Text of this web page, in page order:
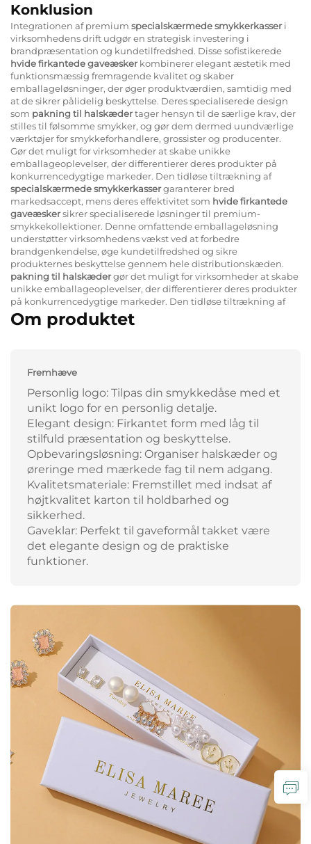
Konklusion
Integrationen af premium specialskærmede smykkerkasseri
virksomhedens drift udgør en strategisk investering i
brandpræsentation og kundetilfredshed. Disse sofistikerede
hvide firkantede gaveæskerkombinerer elegant æstetik med
funktionsmæssig fremragende kvalitet og skaber
emballageløsninger, der øger produktværdien, samtidig med
at de sikrer pålidelig beskyttelse. Deres specialiserede design
som pakning til halskædertager hensyn til de særlige krav, der
stilles til følsomme smykker, og gør dem dermed uundværlige
værktøjer for smykkeforhandlere, grossister og producenter.
Gør det muligt for virksomheder at skabe unikke
emballageoplevelser, der differentierer deres produkter på
konkurrencedygtige markeder. Den tidløse tiltrækning af
specialskærmede smykkerkassergaranterer bred
markedsaccept, mens deres effektivitet som hvide firkantede
gaveæskersikrer specialiserede løsninger til premium-
smykkekollektioner. Denne omfattende emballageløsning
understøtter virksomhedens vækst ved at forbedre
brandgenkendelse, øge kundetilfredshed og sikre
produkternes beskyttelse gennem hele distributionskæden.
pakning til halskædergør det muligt for virksomheder at skabe
unikke emballageoplevelser, der differentierer deres produkter
på konkurrencedygtige markeder. Den tidløse tiltrækning af
Om produktet
Fremhæve
Personlig logo: Tilpas din smykkedåse med et
unikt logo for en personlig detalje.
Elegant design: Firkantet form med låg til
stilfuld præsentation og beskyttelse.
Opbevaringsløsning: Organiser halskæder og
øreringe med mærkede fag til nem adgang.
Kvalitetsmateriale: Fremstillet med indsat af
højtkvalitet karton til holdbarhed og
sikkerhed.
Gaveklar: Perfekt til gaveformål takket være
det elegante design og de praktiske
funktioner.